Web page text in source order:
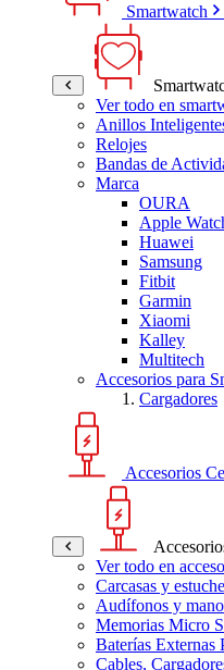
Smartwatch
Ver todo en
Anillos
Relojes
Bandas de
Marca
OURA
Apple
Huawei
Samsung
Fitbit
Garmin
Xiaomi
Kalley
Multitech
Accesorios para
Cargadores
Accesorios
Ver todo en
Carcasas y
Audífonos y
Memorias Micro
Baterías Externas
Cables,